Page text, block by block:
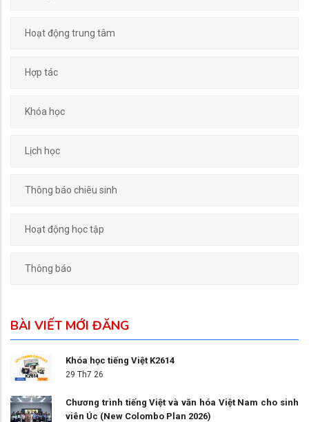
Hoạt động trung tâm
Hợp tác
Khóa học
Lịch học
Thông báo chiêu sinh
Hoạt động học tập
Thông báo
BÀI VIẾT MỚI ĐĂNG
Khóa học tiếng Việt K2614
29 Th7 26
Chương trình tiếng Việt và văn hóa Việt Nam cho sinh
viên Úc (New Colombo Plan 2026)